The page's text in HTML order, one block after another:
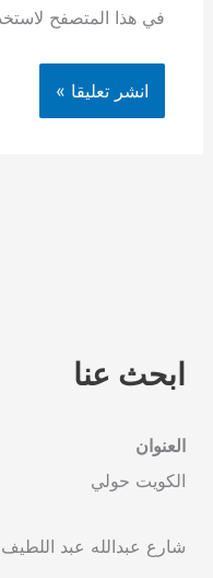
في هذا المتصفح
ابحث عنا
العنوان
الكويت حولي
شارع عبدالله عبد اللطيف